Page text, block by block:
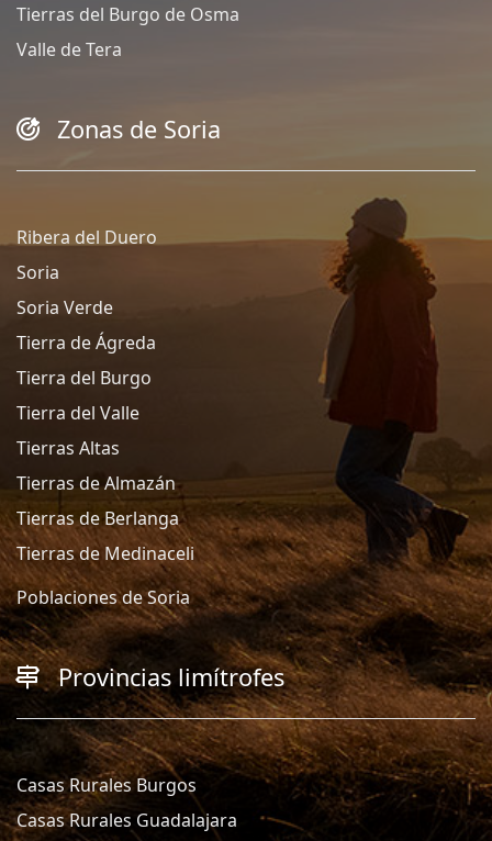
Tierras del Burgo de Osma
Valle de Tera
Zonas de Soria
Ribera del Duero
Soria
Soria Verde
Tierra de Ágreda
Tierra del Burgo
Tierra del Valle
Tierras Altas
Tierras de Almazán
Tierras de Berlanga
Tierras de Medinaceli
Poblaciones de Soria
Provincias limítrofes
Casas Rurales Burgos
Casas Rurales Guadalajara